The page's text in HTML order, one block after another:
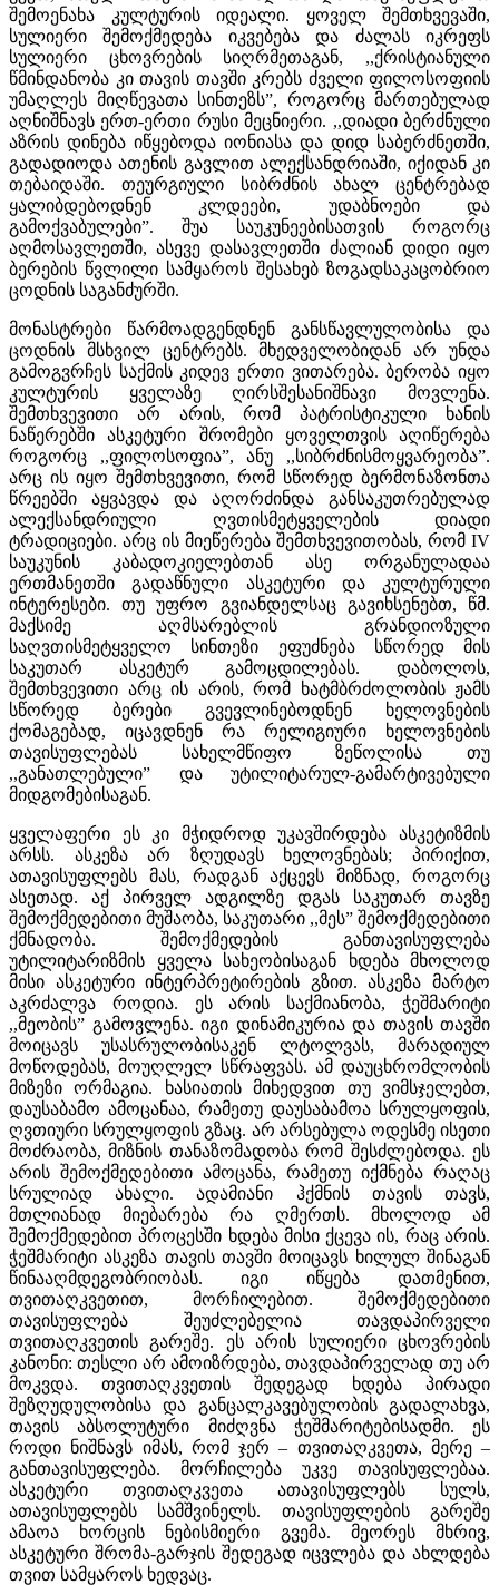
შემოენახა კულტურის იდეალი. ყოველ შემთხვევაში,
სულიერი შემოქმედება იკვებება და ძალას იკრეფს
სულიერი ცხოვრების სიღრმეთაგან, ,,ქრისტიანული
წმინდანობა კი თავის თავში კრებს ძველი ფილოსოფიის
უმაღლეს მიღწევათა სინთეზს”, როგორც მართებულად
აღნიშნავს ერთ-ერთი რუსი მეცნიერი. ,,დიადი ბერძნული
აზრის დინება იწყებოდა იონიასა და დიდ საბერძნეთში,
გადადიოდა ათენის გავლით ალექსანდრიაში, იქიდან კი
თებაიდაში. თეურგიული სიბრძნის ახალ ცენტრებად
ყალიბდებოდნენ კლდეები, უდაბნოები და
გამოქვაბულები”. შუა საუკუნეებისათვის როგორც
აღმოსავლეთში, ასევე დასავლეთში ძალიან დიდი იყო
ბერების წვლილი სამყაროს შესახებ ზოგადსაკაცობრიო
ცოდნის საგანძურში.
მონასტრები წარმოადგენდნენ განსწავლულობისა და
ცოდნის მსხვილ ცენტრებს. მხედველობიდან არ უნდა
გამოგვრჩეს საქმის კიდევ ერთი ვითარება. ბერობა იყო
კულტურის ყველაზე ღირსშესანიშნავი მოვლენა.
შემთხვევითი არ არის, რომ პატრისტიკული ხანის
ნაწერებში ასკეტური შრომები ყოველთვის აღიწერება
როგორც ,,ფილოსოფია”, ანუ ,,სიბრძნისმოყვარეობა”.
არც ის იყო შემთხვევითი, რომ სწორედ ბერმონაზონთა
წრეებში აყვავდა და აღორძინდა განსაკუთრებულად
ალექსანდრიული ღვთისმეტყველების დიადი
ტრადიციები. არც ის მიეწერება შემთხვევითობას, რომ IV
საუკუნის კაბადოკიელებთან ასე ორგანულადაა
ერთმანეთში გადაწნული ასკეტური და კულტურული
ინტერესები. თუ უფრო გვიანდელსაც გავიხსენებთ, წმ.
მაქსიმე აღმსარებლის გრანდიოზული
საღვთისმეტყველო სინთეზი ეფუძნება სწორედ მის
საკუთარ ასკეტურ გამოცდილებას. დაბოლოს,
შემთხვევითი არც ის არის, რომ ხატმბრძოლობის ჟამს
სწორედ ბერები გვევლინებოდნენ ხელოვნების
ქომაგებად, იცავდნენ რა რელიგიური ხელოვნების
თავისუფლებას სახელმწიფო ზეწოლისა თუ
,,განათლებული” და უტილიტარულ-გამარტივებული
მიდგომებისაგან.
ყველაფერი ეს კი მჭიდროდ უკავშირდება ასკეტიზმის
არსს. ასკეზა არ ზღუდავს ხელოვნებას; პირიქით,
ათავისუფლებს მას, რადგან აქცევს მიზნად, როგორც
ასეთად. აქ პირველ ადგილზე დგას საკუთარ თავზე
შემოქმედებითი მუშაობა, საკუთარი ,,მეს” შემოქმედებითი
ქმნადობა. შემოქმედების განთავისუფლება
უტილიტარიზმის ყველა სახეობისაგან ხდება მხოლოდ
მისი ასკეტური ინტერპრეტირების გზით. ასკეზა მარტო
აკრძალვა როდია. ეს არის საქმიანობა, ჭეშმარიტი
,,მეობის” გამოვლენა. იგი დინამიკურია და თავის თავში
მოიცავს უსასრულობისაკენ ლტოლვას, მარადიულ
მოწოდებას, მოუღლელ სწრაფვას. ამ დაუცხრომლობის
მიზეზი ორმაგია. ხასიათის მიხედვით თუ ვიმსჯელებთ,
დაუსაბამო ამოცანაა, რამეთუ დაუსაბამოა სრულყოფის,
ღვთიური სრულყოფის გზაც. არ არსებულა ოდესმე ისეთი
მოძრაობა, მიზნის თანაზომადობა რომ შესძლებოდა. ეს
არის შემოქმედებითი ამოცანა, რამეთუ იქმნება რაღაც
სრულიად ახალი. ადამიანი ჰქმნის თავის თავს,
მთლიანად მიებარება რა ღმერთს. მხოლოდ ამ
შემოქმედებით პროცესში ხდება მისი ქცევა ის, რაც არის.
ჭეშმარიტი ასკეზა თავის თავში მოიცავს ხილულ შინაგან
წინააღმდეგობრიობას. იგი იწყება დათმენით,
თვითაღკვეთით, მორჩილებით. შემოქმედებითი
თავისუფლება შეუძლებელია თავდაპირველი
თვითაღკვეთის გარეშე. ეს არის სულიერი ცხოვრების
კანონი: თესლი არ ამოიზრდება, თავდაპირველად თუ არ
მოკვდა. თვითაღკვეთის შედეგად ხდება პირადი
შეზღუდულობისა და განცალკავებულობის გადალახვა,
თავის აბსოლუტური მიძღვნა ჭეშმარიტებისადმი. ეს
როდი ნიშნავს იმას, რომ ჯერ – თვითაღკვეთა, მერე –
განთავისუფლება. მორჩილება უკვე თავისუფლებაა.
ასკეტური თვითაღკვეთა ათავისუფლებს სულს,
ათავისუფლებს სამშვინელს. თავისუფლების გარეშე
ამაოა ხორცის ნებისმიერი გვემა. მეორეს მხრივ,
ასკეტური შრომა-გარჯის შედეგად იცვლება და ახლდება
თვით სამყაროს ხედვაც.